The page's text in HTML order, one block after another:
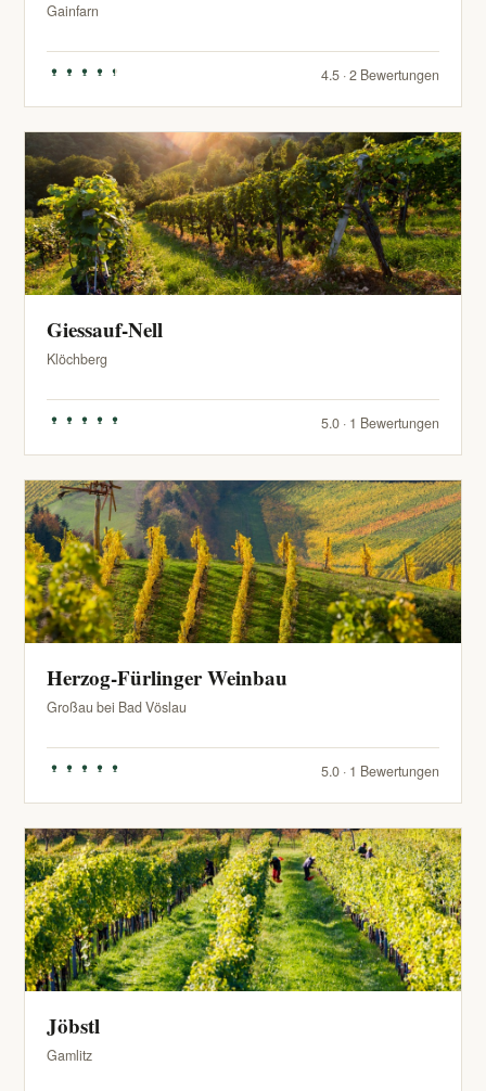
Gainfarn
4.5 · 2 Bewertungen
Giessauf-Nell
Klöchberg
5.0 · 1 Bewertungen
Herzog-Fürlinger Weinbau
Großau bei Bad Vöslau
5.0 · 1 Bewertungen
Jöbstl
Gamlitz